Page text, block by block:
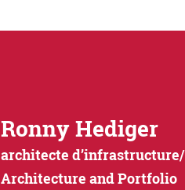
Ronny Hediger
architecte
Architecture and Portfolio